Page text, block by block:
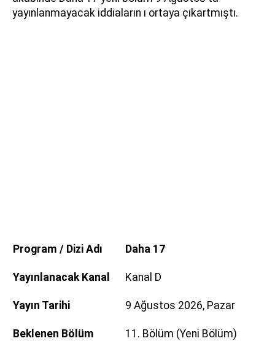
yayınlanmayacak iddiaların ı ortaya çıkartmıştı.
Program / Dizi Adı Daha 17
Yayınlanacak Kanal Kanal D
Yayın Tarihi 9 Ağustos 2026, Pazar
Beklenen Bölüm 11. Bölüm (Yeni Bölüm)